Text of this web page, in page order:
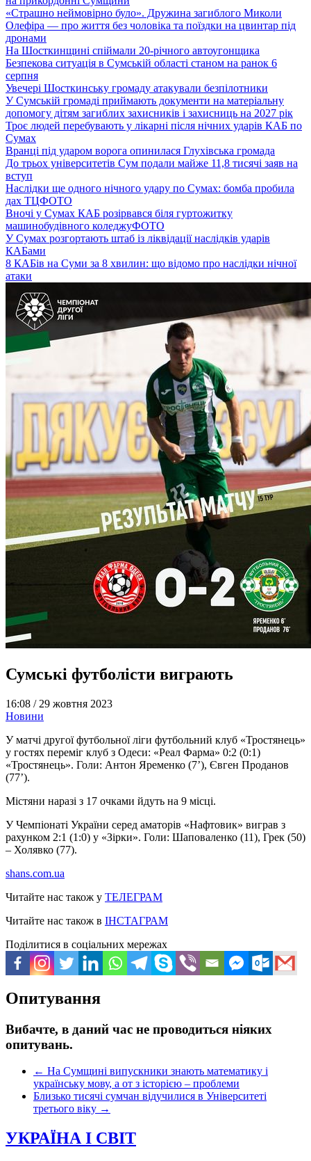
«Страшно неймовірно було». Дружина загиблого Миколи
Олефіра — про життя без чоловіка та поїздки на цвинтар під
дронами
На Шосткинщині спіймали 20-річного автоугонщика
Безпекова ситуація в Сумській області станом на ранок 6
серпня
Увечері Шосткинську громаду атакували безпілотники
У Сумській громаді приймають документи на матеріальну
допомогу дітям загиблих захисників і захисниць на 2027 рік
Троє людей перебувають у лікарні після нічних ударів КАБ по
Сумах
Вранці під ударом ворога опинилася Глухівська громада
До трьох університетів Сум подали майже 11,8 тисячі заяв на
вступ
Наслідки ще одного нічного удару по Сумах: бомба пробила
дах ТЦФОТО
Вночі у Сумах КАБ розірвався біля гуртожитку
машинобудівного коледжуФОТО
У Сумах розгортають штаб із ліквідації наслідків ударів
КАБами
8 КАБів на Суми за 8 хвилин: що відомо про наслідки нічної
атаки
Сумські футболісти виграють
16:08 / 29 жовтня 2023
Новини
У матчі другої футбольної ліги футбольний клуб «Тростянець»
у гостях переміг клуб з Одеси: «Реал Фарма» 0:2 (0:1)
«Тростянець». Голи: Антон Яременко (7’), Євген Проданов
(77’).
Містяни наразі з 17 очками йдуть на 9 місці.
У Чемпіонаті України серед аматорів «Нафтовик» виграв з
рахунком 2:1 (1:0) у «Зірки». Голи: Шаповаленко (11), Грек (50)
– Холявко (77).
shans.com.ua
Читайте нас також у ТЕЛЕГРАМ
Читайте нас також в ІНСТАГРАМ
Поділитися в соціальних мережах
Опитування
Вибачте, в даний час не проводиться ніяких
опитувань.
← На Сумщині випускники знають математику і
українську мову, а от з історією – проблеми
Близько тисячі сумчан відучилися в Університеті
третього віку →
УКРАЇНА І СВІТ